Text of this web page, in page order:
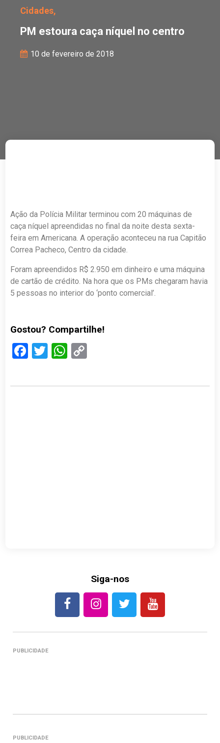
Cidades,
PM estoura caça níquel no centro
10 de fevereiro de 2018
Ação da Polícia Militar terminou com 20 máquinas de
caça níquel apreendidas no final da noite desta sexta-
feira em Americana. A operação aconteceu na rua Capitão
Correa Pacheco, Centro da cidade.
Foram apreendidos R$ 2.950 em dinheiro e uma máquina
de cartão de crédito. Na hora que os PMs chegaram havia
5 pessoas no interior do ‘ponto comercial’.
Gostou? Compartilhe!
Facebook
TwitterWhatsApp
Siga-nos
PUBLICIDADE
PUBLICIDADE